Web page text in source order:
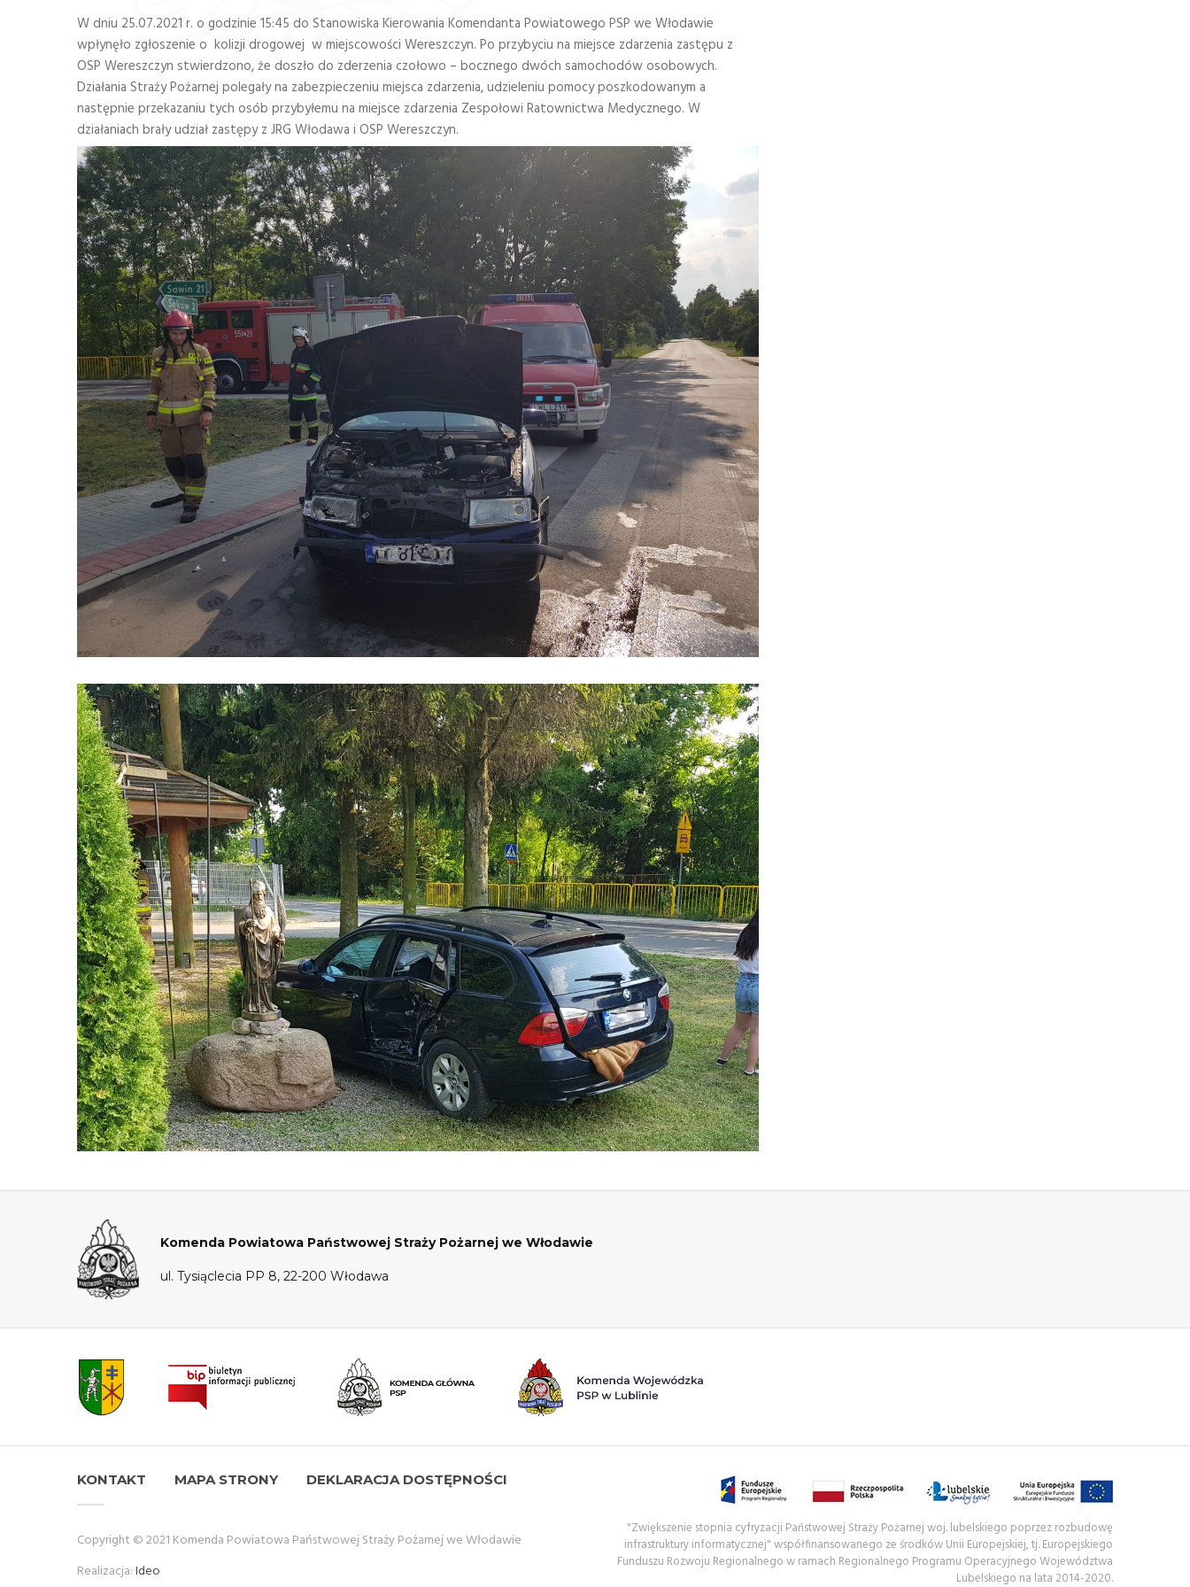
W dniu 25.07.2021 r. o godzinie 15:45 do Stanowiska Kierowania Komendanta Powiatowego PSP we Włodawie
wpłynęło zgłoszenie o kolizji drogowej w miejscowości Wereszczyn. Po przybyciu na miejsce zdarzenia zastępu z
OSP Wereszczyn stwierdzono, że doszło do zderzenia czołowo – bocznego dwóch samochodów osobowych.
Działania Straży Pożarnej polegały na zabezpieczeniu miejsca zdarzenia, udzieleniu pomocy poszkodowanym a
następnie przekazaniu tych osób przybyłemu na miejsce zdarzenia Zespołowi Ratownictwa Medycznego. W
działaniach brały udział zastępy z JRG Włodawa i OSP Wereszczyn.
Komenda Powiatowa Państwowej Straży Pożarnej we Włodawie
ul. Tysiąclecia PP 8, 22-200 Włodawa
KONTAKT MAPA STRONY DEKLARACJA DOSTĘPNOŚCI
Copyright © 2021 Komenda Powiatowa Państwowej Straży Pożarnej we Włodawie
Realizacja:Ideo
"Zwiększenie stopnia cyfryzacji Państwowej Straży Pożarnej woj. lubelskiego poprzez rozbudowę
infrastruktury informatycznej" współfinansowanego ze środków Unii Europejskiej, tj. Europejskiego
Funduszu Rozwoju Regionalnego w ramach Regionalnego Programu Operacyjnego Województwa
Lubelskiego na lata 2014-2020.